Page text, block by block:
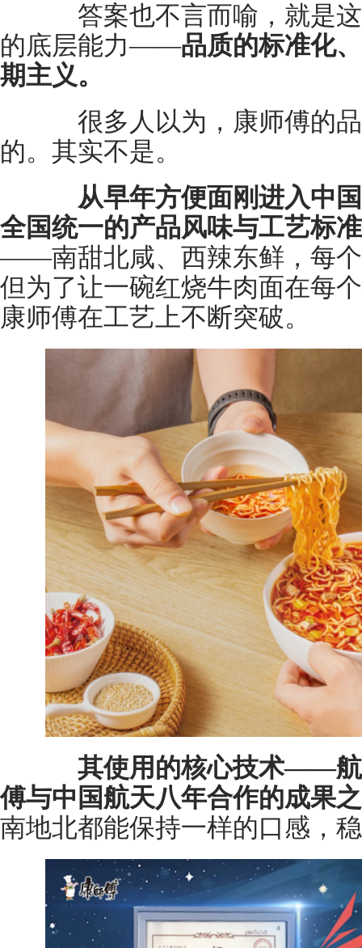
答案也不言而喻，就是这
的底层能力——品质的标准化
期主义。
很多人以为，康师傅的品
的。其实不是。
从早年方便面刚进入中
全国统一的产品风味与工艺标
——南甜北咸、西辣东鲜，每
但为了让一碗红烧牛肉面在每
康师傅在工艺上不断突破。
其使用的核心技术——航
傅与中国航天八年合作的成果
南地北都能保持一样的口感，